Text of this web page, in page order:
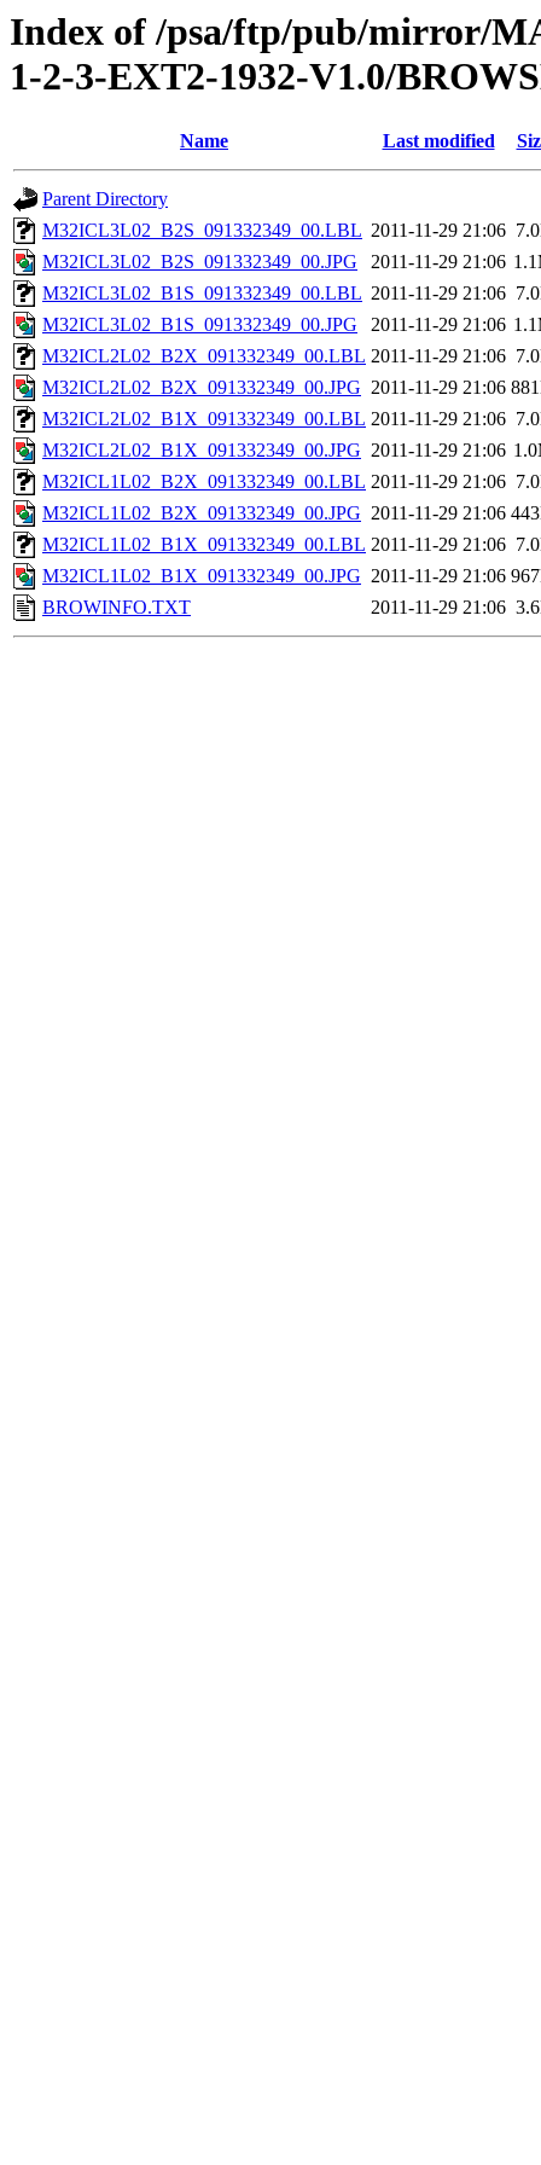
Index of /psa/ftp/pub/mirror/
1-2-3-EXT2-1932-V1.0/
Name Last modified
Parent Directory
M32ICL3L02_B2S_091332349_00.LBL 2011-11-29 21:06
M32ICL3L02_B2S_091332349_00.JPG
2011-11-29 21:06
M32ICL3L02_B1S_091332349_00.LBL 2011-11-29 21:06
M32ICL3L02_B1S_091332349_00.JPG
2011-11-29 21:06
M32ICL2L02_B2X_091332349_00.LBL 2011-11-29 21:06
M32ICL2L02_B2X_091332349_00.JPG 2011-11-29 21:06
M32ICL2L02_B1X_091332349_00.LBL 2011-11-29 21:06
M32ICL2L02_B1X_091332349_00.JPG 2011-11-29 21:06
M32ICL1L02_B2X_091332349_00.LBL 2011-11-29 21:06
M32ICL1L02_B2X_091332349_00.JPG 2011-11-29 21:06
M32ICL1L02_B1X_091332349_00.LBL 2011-11-29 21:06
M32ICL1L02_B1X_091332349_00.JPG 2011-11-29 21:06
BROWINFO.TXT
2011-11-29 21:06